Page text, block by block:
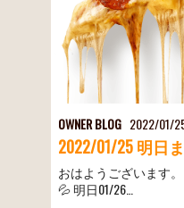
OWNER BLOG 2022/01/
2022/01/25 明日
おはようございます
💦 明日01/26…